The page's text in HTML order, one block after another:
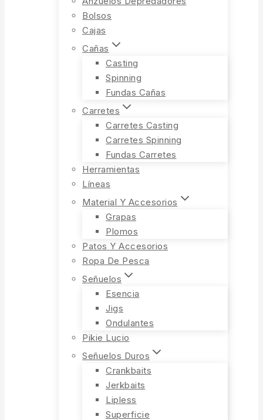
Bolsos
Cajas
Cañas
Casting
Spinning
Fundas Cañas
Carretes
Carretes Casting
Carretes Spinning
Fundas Carretes
Herramientas
Líneas
Material Y Accesorios
Grapas
Plomos
Patos Y Accesorios
Ropa De Pesca
Señuelos
Esencia
Jigs
Ondulantes
Pikie Lucio
Señuelos Duros
Crankbaits
Jerkbaits
Lipless
Superficie